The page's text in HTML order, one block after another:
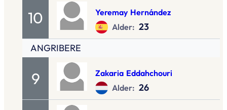
10 Yeremay Hernández
Alder: 23
ANGRIBERE
9 Zakaria Eddahchouri
Alder: 26